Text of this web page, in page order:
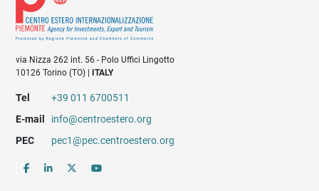
via Nizza 262 int. 56 - Polo Uffici Lingotto
10126 Torino (TO) |
ITALY
Tel
+39 011 6700511
E-mail
info@centroestero.org
PEC
pec1@pec.centroestero.org